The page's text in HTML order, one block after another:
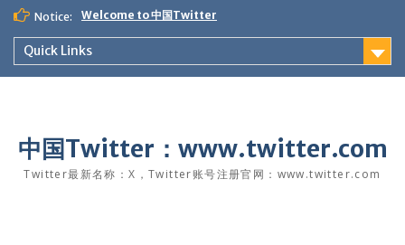
Skip
content
Notice: Welcome to 中国Twitter
Quick Links
中国Twitter：www.twitter.com
Twitter最新名称：X，Twitter账号注册官网：www.twitter.com